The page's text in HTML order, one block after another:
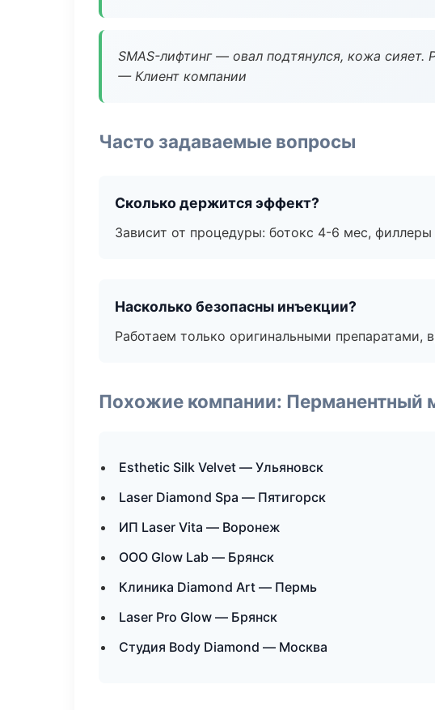
SMAS-лифтинг — овал подтянулся, кожа сияет.
— Клиент компании
Часто задаваемые вопросы
Сколько держится эффект?
Зависит от процедуры: ботокс 4-6 мес,
Насколько безопасны инъекции?
Работаем только оригинальными
Похожие компании: Перманентный
Esthetic Silk Velvet — Ульяновск
Laser Diamond Spa — Пятигорск
ИП Laser Vita — Воронеж
ООО Glow Lab — Брянск
Клиника Diamond Art — Пермь
Laser Pro Glow — Брянск
Студия Body Diamond — Москва